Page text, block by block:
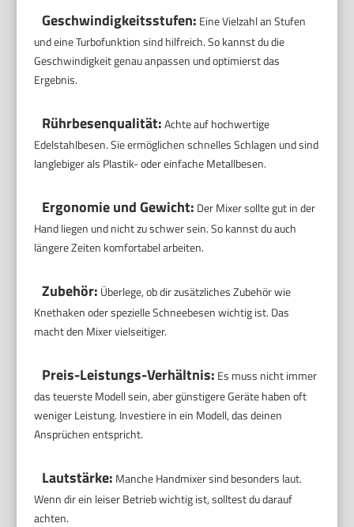
Geschwindigkeitsstufen: Eine Vielzahl an Stufen
und eine Turbofunktion sind hilfreich. So kannst du die
Geschwindigkeit genau anpassen und optimierst das
Ergebnis.
Rührbesenqualität:Achte auf hochwertige
Edelstahlbesen. Sie ermöglichen schnelles Schlagen und sind
langlebiger als Plastik- oder einfache Metallbesen.
Ergonomie und Gewicht: Der Mixer sollte gut in der
Hand liegen und nicht zu schwer sein. So kannst du auch
längere Zeiten komfortabel arbeiten.
Zubehör: Überlege, ob dir zusätzliches Zubehör wie
Knethaken oder spezielle Schneebesen wichtig ist. Das
macht den Mixer vielseitiger.
Preis-Leistungs-Verhältnis: Es muss nicht immer
das teuerste Modell sein, aber günstigere Geräte haben oft
weniger Leistung. Investiere in ein Modell, das deinen
Ansprüchen entspricht.
Lautstärke: Manche Handmixer sind besonders laut.
Wenn dir ein leiser Betrieb wichtig ist, solltest du darauf
achten.